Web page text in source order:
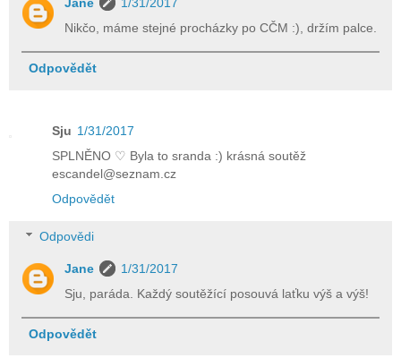
Nikčo, máme stejné procházky po CČM :), držím palce.
Odpovědět
Sju 1/31/2017
SPLNĚNO ♡ Byla to sranda :) krásná soutěž
escandel@seznam.cz
Odpovědět
Odpovědi
Jane
1/31/2017
Sju, paráda. Každý soutěžící posouvá laťku výš a výš!
Odpovědět